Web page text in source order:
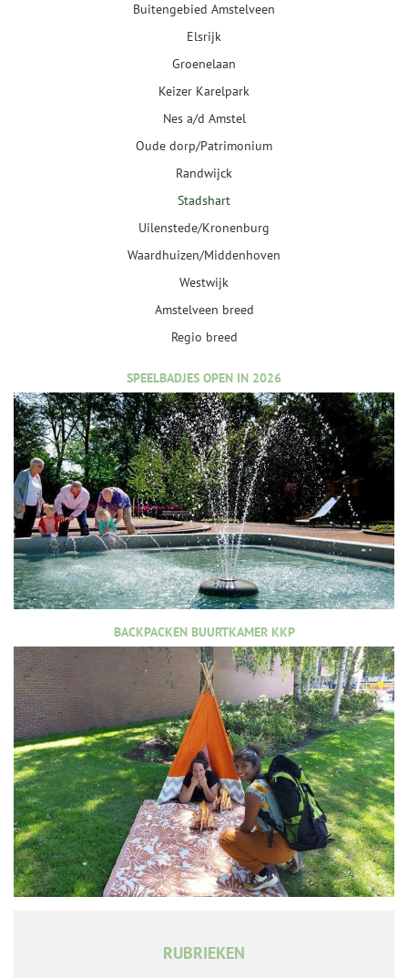
Buitengebied Amstelveen
Elsrijk
Groenelaan
Keizer Karelpark
Nes a/d Amstel
Oude dorp/Patrimonium
Randwijck
Stadshart
Uilenstede/Kronenburg
Waardhuizen/Middenhoven
Westwijk
Amstelveen breed
Regio breed
SPEELBADJES OPEN IN 2026
BACKPACKEN BUURTKAMER KKP
RUBRIEKEN